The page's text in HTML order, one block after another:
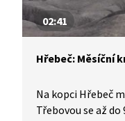
02:41
Hřebeč: Měsíční
Na kopci Hřebeč
Třebovou se až